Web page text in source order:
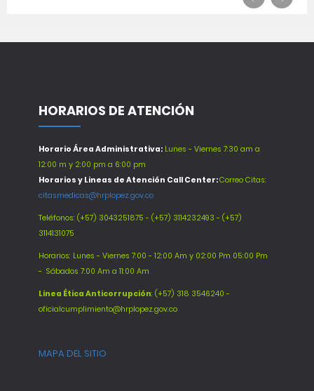
HORARIOS DE ATENCIÓN
Horario Área Administrativa: Lunes - Viernes 7:30 am a
12:00 m y 2:00 pm a 6:00 pm
Horarios y Lineas de Atención Call Center:Correo Citas:
citasmedicas@hrplopez.gov.co
Teléfonos: (+57) 3043251875 - (+57) 3114232493 - (+57)
3114131075
Horarios: Lunes - Viernes 7:00 - 12:00 Am y 02:00 Pm 05:00 Pm
- Sábados 7:00 Am a 11:00 Am
Línea Ética Anticorrupción: (+57) 318 3546240 -
oficialcumplimiento@hrplopez.gov.co
MAPA DEL SITIO